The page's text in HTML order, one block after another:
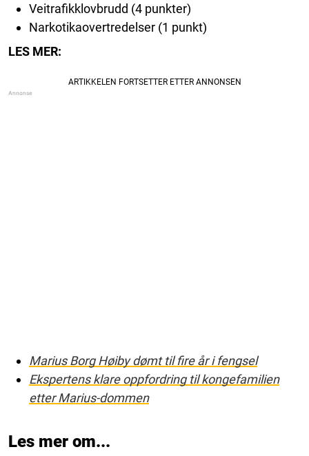
Veitrafikklovbrudd (4 punkter)
Narkotikaovertredelser (1 punkt)
LES MER:
Marius Borg Høiby dømt til fire år i fengsel
Ekspertens klare oppfordring til kongefamilien
etter Marius-dommen
Les mer om...